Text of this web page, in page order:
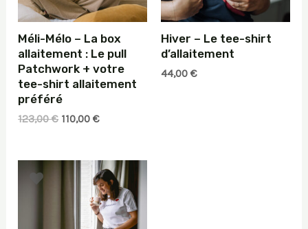
Méli-Mélo – La box
allaitement : Le pull
Patchwork + votre
tee-shirt allaitement
préféré
123,00€ Le
était :
123,00 €.
110,00€Le
est :
110,00 €.
Hiver – Le tee-shirt
d’allaitement
44,00 €